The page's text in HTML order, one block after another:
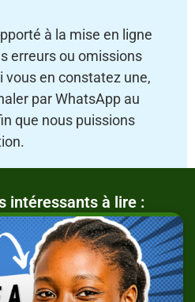
à la mise en ligne
erreurs ou omissions
vous en constatez une,
par WhatsApp au
que nous puissions
intéressants à lire :